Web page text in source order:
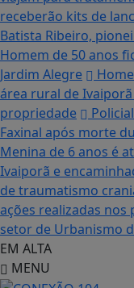
receberão kits de
Batista Ribeiro,
Homem de 50 anos
Jardim Alegre
área rural de
propriedade
Faxinal após morte
Menina de 6 anos é
Ivaiporã e
de traumatismo
ações realizadas
setor de Urbanismo
EM ALTA
MENU